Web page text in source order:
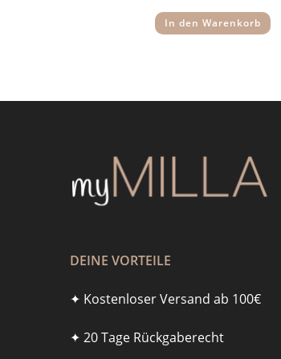
11,95 €2,95 €.
In den Warenkorb
DEINE VORTEILE
✦ Kostenloser Versand ab 100€
✦ 20 Tage Rückgaberecht